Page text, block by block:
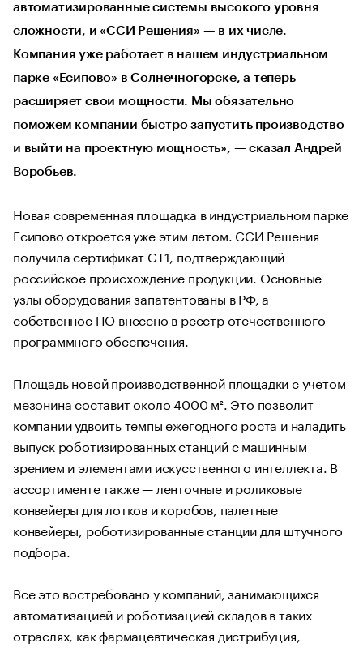
автоматизированные системы высокого уровня
сложности, и «ССИ Решения» — в их числе.
Компания уже работает в нашем индустриальном
парке «Есипово» в Солнечногорске, а теперь
расширяет свои мощности. Мы обязательно
поможем компании быстро запустить производство
и выйти на проектную мощность», — сказал Андрей
Воробьев.
Новая современная площадка в индустриальном парке
Есипово откроется уже этим летом. ССИ Решения
получила сертификат СТ1, подтверждающий
российское происхождение продукции. Основные
узлы оборудования запатентованы в РФ, а
собственное ПО внесено в реестр отечественного
программного обеспечения.
Площадь новой производственной площадки с учетом
мезонина составит около 4000 м². Это позволит
компании удвоить темпы ежегодного роста и наладить
выпуск роботизированных станций с машинным
зрением и элементами искусственного интеллекта. В
ассортименте также — ленточные и роликовые
конвейеры для лотков и коробов, палетные
конвейеры, роботизированные станции для штучного
подбора.
Все это востребовано у компаний, занимающихся
автоматизацией и роботизацией складов в таких
отраслях, как фармацевтическая дистрибуция,